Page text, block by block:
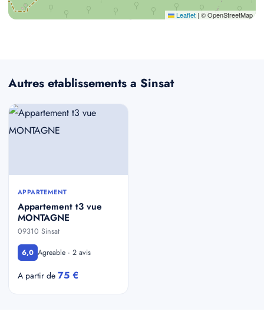
Leaflet | © OpenStreetMap
Autres etablissements a Sinsat
APPARTEMENT
Appartement t3 vue
MONTAGNE
09310 Sinsat
6,0 Agreable · 2 avis
A partir de 75 €